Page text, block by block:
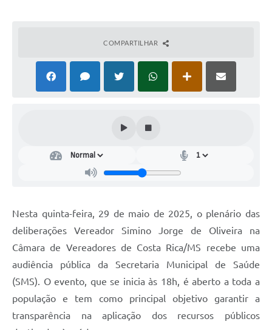
COMPARTILHAR
Nesta quinta-feira, 29 de maio de 2025, o plenário das
deliberações Vereador Simino Jorge de Oliveira na
Câmara de Vereadores de Costa Rica/MS recebe uma
audiência pública da Secretaria Municipal de Saúde
(SMS). O evento, que se inicia às 18h, é aberto a toda a
população e tem como principal objetivo garantir a
transparência na aplicação dos recursos públicos